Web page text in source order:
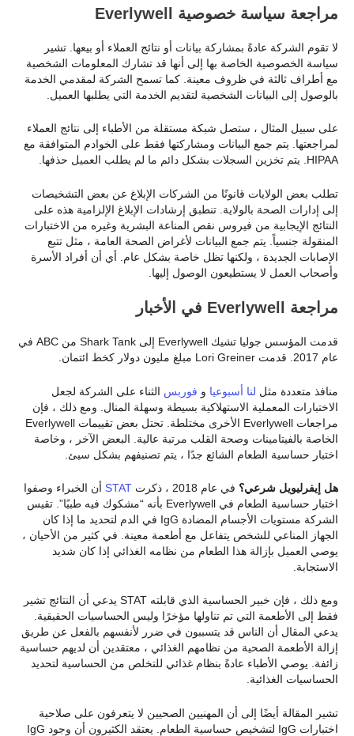
مراجعة سياسة خصوصية Everlywell
لا تقوم الشركة عادةً بمشاركة بيانات أو نتائج العملاء أو بيعها. تشير
سياسة الخصوصية الخاصة بها إلى أنها قد تشارك المعلومات الشخصية
مع أطراف ثالثة في ظروف معينة. كما تسمح الشركة لمقدمي الخدمة
بالوصول إلى البيانات الشخصية لتقديم الخدمة التي يطلبها العميل.
على سبيل المثال ، ستصل شبكة مستقلة من الأطباء إلى نتائج العملاء
لمراجعتها. يتم جمع البيانات ومشاركتها فقط على الخوادم المتوافقة مع
HIPAA. يتم تخزين السجلات بشكل دائم ما لم يطلب العميل حذفها.
تطلب بعض الولايات قانونًا من الشركات الإبلاغ عن بعض التشخيصات
إلى إدارات الصحة بالولاية. تنطبق إرشادات الإبلاغ الإلزامية هذه على
النتائج الإيجابية من فيروس نقص المناعة البشرية وغيره من الاختبارات
المنقولة جنسياً. يتم جمع البيانات لأغراض الصحة العامة ، مثل تتبع
الإصابات الجديدة ، ولكنها تظل خاصة بشكل عام. أي أن أفراد الأسرة
وأصحاب العمل لا يستطيعون الوصول إليها.
مراجعة Everlywell في الأخبار
قدمت المؤسس جوليا تشيك Everlywell إلى Shark Tank من ABC في
عام 2017. قدمت Lori Greiner مبلغ مليون دولار كخط ائتمان.
منافذ متعددة مثل لنا أسبوعيا و فوربس الثناء على الشركة لجعل
الاختبارات المعملية الاستهلاكية بسيطة وسهلة المنال. ومع ذلك ، فإن
مراجعات Everlywell الأخرى مختلطة. تحتل بعض تقييمات Everlywell
الخاصة بالفيتامينات وصحة القلب مرتبة عالية. البعض الآخر ، وخاصة
اختبار حساسية الطعام الشائع جدًا ، يتم تصنيفهم بشكل سيئ.
هل إيفرليويل شرعي؟ في عام 2018 ، ذكرت STAT أن الخبراء وصفوا
اختبار حساسية الطعام في Everlywell بأنه “مشكوك فيه طبيًا”. تقيس
الشركة مستويات الأجسام المضادة IgG في الدم لتحديد ما إذا كان
الجهاز المناعي للشخص يتفاعل مع أطعمة معينة. في كثير من الأحيان ،
يوصي العميل بإزالة هذا الطعام من نظامه الغذائي إذا كان شديد
الاستجابة.
ومع ذلك ، فإن خبير الحساسية الذي قابلته STAT يدعي أن النتائج تشير
فقط إلى الأطعمة التي تم تناولها مؤخرًا وليس الحساسيات الحقيقية.
يدعي المقال أن الناس قد يتسببون في ضرر لأنفسهم بالفعل عن طريق
إزالة الأطعمة الصحية من نظامهم الغذائي ، معتقدين أن لديهم حساسية
زائفة. يوصي الأطباء عادةً بنظام غذائي للتخلص من الحساسية لتحديد
الحساسيات الغذائية.
تشير المقالة أيضًا إلى أن المهنيين الصحيين لا يتعرفون على صلاحية
اختبارات IgG لتشخيص حساسية الطعام. يعتقد الكثيرون أن وجود IgG